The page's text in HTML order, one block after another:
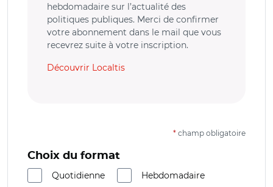
hebdomadaire sur l’actualité des
politiques publiques. Merci de confirmer
votre abonnement dans le mail que vous
recevrez suite à votre inscription.
Découvrir Localtis
* champ obligatoire
Choix du format
Quotidienne
Hebdomadaire